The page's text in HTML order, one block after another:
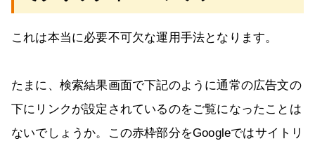
これは本当に必要不可欠な運用手法となります。
たまに、検索結果画面で下記のように通常の広告文の
下にリンクが設定されているのをご覧になったことは
ないでしょうか。この赤枠部分をGoogleではサイトリ